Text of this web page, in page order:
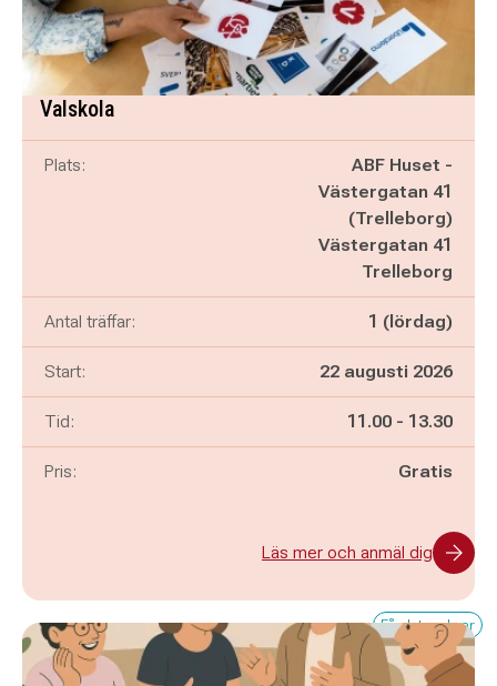
Valskola
Plats:
ABF Huset -
Västergatan 41
(Trelleborg)
Västergatan 41
Trelleborg
Antal träffar: 1 (lördag)
Start: 22 augusti 2026
Tid: Pågår mellan
11.00 - och
13.30
Pris: Gratis
Läs mer och anmäl dig
Få platser kvar